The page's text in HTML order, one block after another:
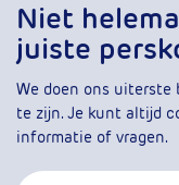
Niet
juiste
We doen ons uiterste
te zijn. Je kunt altijd
informatie of vragen.